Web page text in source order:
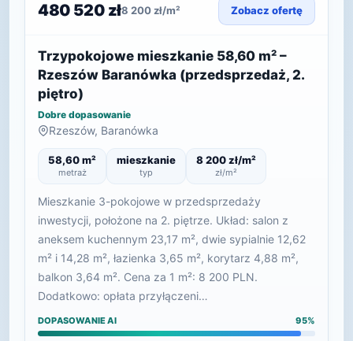
480 520 zł8 200 zł/m² Zobacz ofertę
Trzypokojowe mieszkanie 58,60 m² –
Rzeszów Baranówka (przedsprzedaż, 2.
piętro)
Dobre dopasowanie
Rzeszów, Baranówka
58,60 m²
metraż
mieszkanie
typ
8 200 zł/m²
zł/m²
Mieszkanie 3-pokojowe w przedsprzedaży
inwestycji, położone na 2. piętrze. Układ: salon z
aneksem kuchennym 23,17 m², dwie sypialnie 12,62
m² i 14,28 m², łazienka 3,65 m², korytarz 4,88 m²,
balkon 3,64 m². Cena za 1 m²: 8 200 PLN.
Dodatkowo: opłata przyłączeni…
DOPASOWANIE AI 95%